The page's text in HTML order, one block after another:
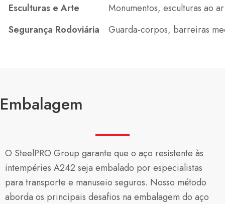
Esculturas e Arte
Monumentos, esculturas ao
Segurança Rodoviária
Guarda-corpos, barreiras
Embalagem
O SteelPRO Group garante que o aço resistente às
intempéries A242 seja embalado por especialistas
para transporte e manuseio seguros. Nosso método
aborda os principais desafios na embalagem do aço